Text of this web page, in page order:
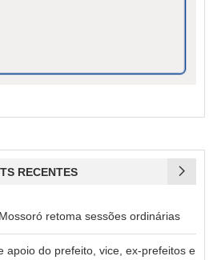
RECENTES
retoma sessões ordinárias
apoio do prefeito, vice, ex-prefeitos e